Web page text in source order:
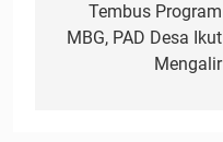
Tembus Program
MBG, PAD Desa Ikut
Mengalir